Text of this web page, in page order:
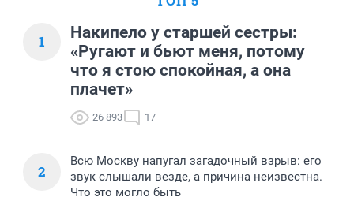
1
Накипело у старшей сестры:
«Ругают и бьют меня, потому
что я стою спокойная, а она
плачет»
26 893 17
2
Всю Москву напугал загадочный взрыв: его
звук слышали везде, а причина неизвестна.
Что это могло быть